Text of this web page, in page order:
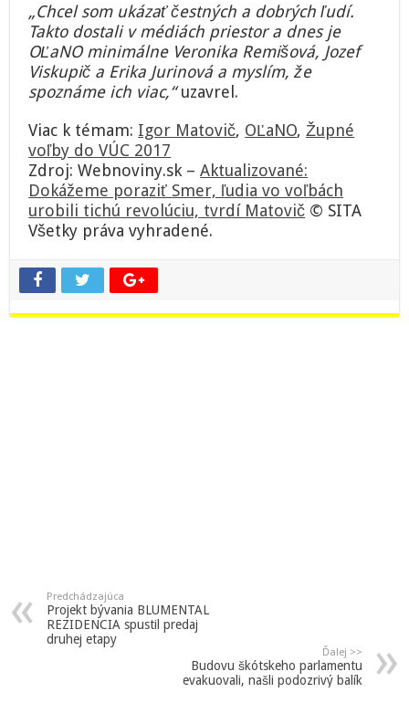
„Chcel som ukázať čestných a dobrých ľudí.
Takto dostali v médiách priestor a dnes je
OĽaNO minimálne Veronika Remišová, Jozef
Viskupič a Erika Jurinová a myslím, že
spoznáme ich viac,“uzavrel.
Viac k témam: Igor Matovič, OĽaNO,Župné
voľby do VÚC 2017
Zdroj: Webnoviny.sk –Aktualizované:
Dokážeme poraziť Smer, ľudia vo voľbách
urobili tichú revolúciu, tvrdí Matovič © SITA
Všetky práva vyhradené.
Predchádzajúca
Projekt bývania BLUMENTAL
REZIDENCIA spustil predaj
druhej etapy
Ďalej >>
Budovu škótskeho parlamentu
evakuovali, našli podozrivý balík